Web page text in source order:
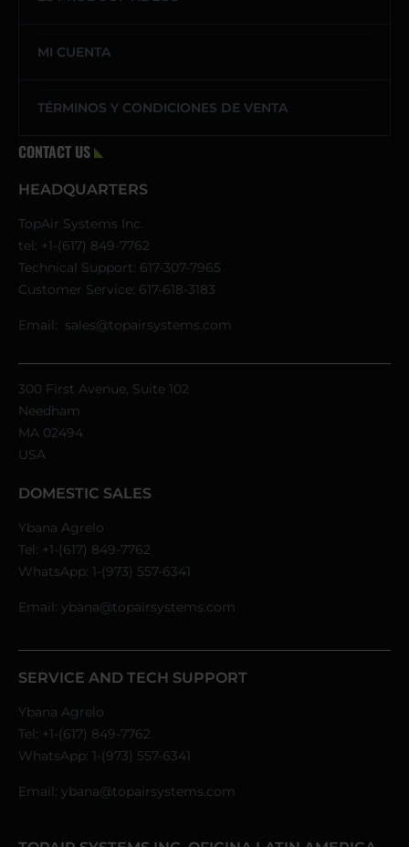
MI CUENTA
TÉRMINOS Y CONDICIONES DE VENTA
CONTACT US
HEADQUARTERS
TopAir Systems Inc.
tel: +1-(617) 849-7762
Technical Support: 617-307-7965
Customer Service: 617-618-3183
Email: sales@topairsystems.com
300 First Avenue, Suite 102
Needham
MA 02494
USA
DOMESTIC SALES
Ybana Agrelo
Tel: +1-(617) 849-7762
WhatsApp: 1-(973) 557-6341
Email: ybana@topairsystems.com
SERVICE AND TECH SUPPORT
Ybana Agrelo
Tel: +1-(617) 849-7762
WhatsApp: 1-(973) 557-6341
Email: ybana@topairsystems.com